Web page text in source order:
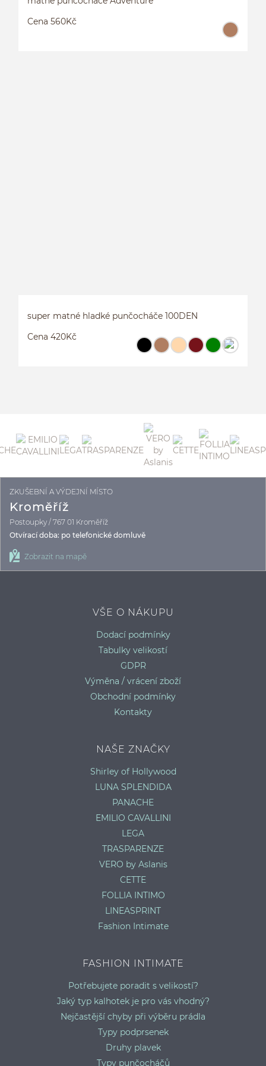
Cena 560Kč
super matné hladké punčocháče 100DEN
Cena 420Kč
ZKUŠEBNÍ A VÝDEJNÍ MÍSTO
Kroměříž
Postoupky / 767 01 Kroměříž
Otvírací doba: po telefonické domluvě
Zobrazit na mapě
VŠE O NÁKUPU
Dodací podmínky
Tabulky velikostí
GDPR
Výměna / vrácení zboží
Obchodní podmínky
Kontakty
NAŠE ZNAČKY
Shirley of Hollywood
LUNA SPLENDIDA
PANACHE
EMILIO CAVALLINI
LEGA
TRASPARENZE
VERO by Aslanis
CETTE
FOLLIA INTIMO
LINEASPRINT
Fashion Intimate
FASHION INTIMATE
Potřebujete poradit s velikostí?
Jaký typ kalhotek je pro vás vhodný?
Nejčastější chyby při výběru prádla
Typy podprsenek
Druhy plavek
Typy punčocháčů